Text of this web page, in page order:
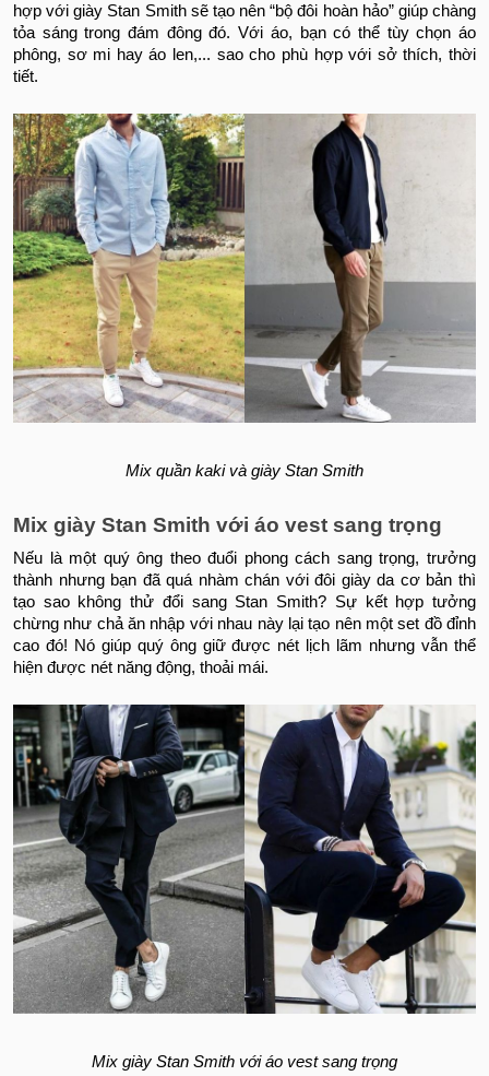
hợp với giày Stan Smith sẽ tạo nên “bộ đôi hoàn hảo” giúp chàng
tỏa sáng trong đám đông đó. Với áo, bạn có thể tùy chọn áo
phông, sơ mi hay áo len,... sao cho phù hợp với sở thích, thời
tiết.
Mix quần kaki và giày Stan Smith
Mix giày Stan Smith với áo vest sang trọng
Nếu là một quý ông theo đuổi phong cách sang trọng, trưởng
thành nhưng bạn đã quá nhàm chán với đôi giày da cơ bản thì
tạo sao không thử đổi sang Stan Smith? Sự kết hợp tưởng
chừng như chả ăn nhập với nhau này lại tạo nên một set đồ đỉnh
cao đó! Nó giúp quý ông giữ được nét lịch lãm nhưng vẫn thể
hiện được nét năng động, thoải mái.
Mix giày Stan Smith với áo vest sang trọng